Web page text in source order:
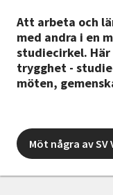
Att arbeta och
med andra i en
studiecirkel.
trygghet -
möten,
Möt några av